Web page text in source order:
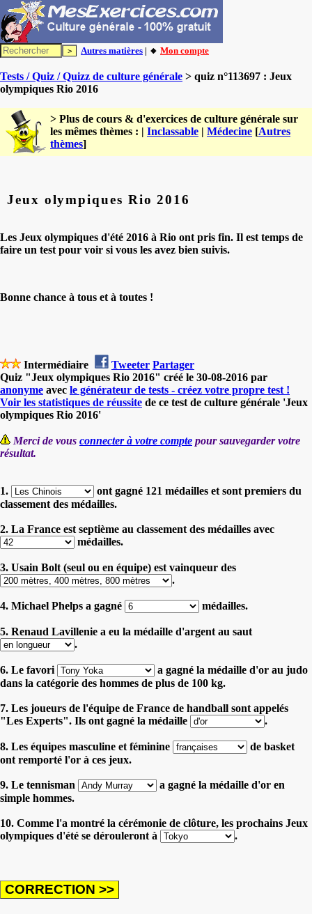
Autres matières | 🔸 Mon compte
Tests / Quiz / Quizz de culture générale > quiz n°113697 : Jeux
olympiques Rio 2016
> Plus de cours & d'exercices de culture générale sur
les mêmes thèmes : | Inclassable | Médecine [Autres
thèmes]
Jeux olympiques Rio 2016
Les Jeux olympiques d'été 2016 à Rio ont pris fin. Il est temps de
faire un test pour voir si vous les avez bien suivis.
Bonne chance à tous et à toutes !
Intermédiaire Tweeter Partager
Quiz "Jeux olympiques Rio 2016" créé le 30-08-2016 par
anonyme avec le générateur de tests - créez votre propre test !
Voir les statistiques de réussite de ce test de culture générale 'Jeux
olympiques Rio 2016'
Merci de vous connecter à votre compte pour sauvegarder votre
résultat.
1.
ont gagné 121 médailles et sont premiers du
classement des médailles.
2. La France est septième au classement des médailles avec
médailles.
3. Usain Bolt (seul ou en équipe) est vainqueur des
.
4. Michael Phelps a gagné médailles.
5. Renaud Lavillenie a eu la médaille d'argent au saut
.
6. Le favori
a gagné la médaille d'or au judo
dans la catégorie des hommes de plus de 100 kg.
7. Les joueurs de l'équipe de France de handball sont appelés
"Les Experts". Ils ont gagné la médaille
.
8. Les équipes masculine et féminine
de basket
ont remporté l'or à ces jeux.
9. Le tennisman
a gagné la médaille d'or en
simple hommes.
10. Comme l'a montré la cérémonie de clôture, les prochains Jeux
olympiques d'été se dérouleront à
.